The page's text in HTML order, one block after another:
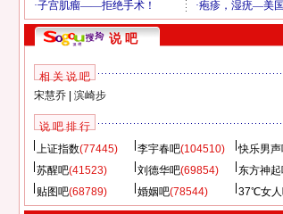
说 吧
相 关 说 吧
宋慧乔| 滨崎步
说 吧 排 行
上证指数(77445) 李宇春吧(104510) 快乐男声
苏醒吧(41523) 刘德华吧(69854) 东方神起
贴图吧(68789) 婚姻吧(78544) 37℃女人